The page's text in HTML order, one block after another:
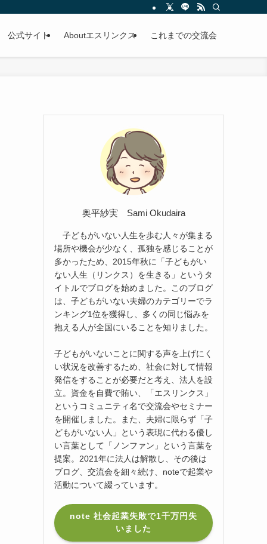
公式サイト Aboutエスリンクス これまでの交流会
奥平紗実 Sami Okudaira
子どもがいない人生を歩む人々が集まる
場所や機会が少なく、孤独を感じることが
多かったため、2015年秋に「子どもがい
ない人生（リンクス）を生きる」というタ
イトルでブログを始めました。このブログ
は、子どもがいない夫婦のカテゴリーでラ
ンキング1位を獲得し、多くの同じ悩みを
抱える人が全国にいることを知りました。
子どもがいないことに関する声を上げにく
い状況を改善するため、社会に対して情報
発信をすることが必要だと考え、法人を設
立。資金を自費で賄い、「エスリンクス」
というコミュニティ名で交流会やセミナー
を開催しました。また、夫婦に限らず「子
どもがいない人」という表現に代わる優し
い言葉として「ノンファン」という言葉を
提案。2021年に法人は解散し、その後は
ブログ、交流会を細々続け、noteで起業や
活動について綴っています。
note 社会起業失敗で1千万円失
いました